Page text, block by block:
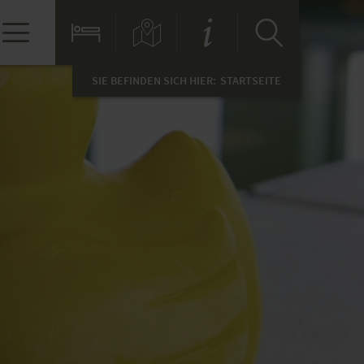
SIE BEFINDEN SICH HIER: STARTSEITE